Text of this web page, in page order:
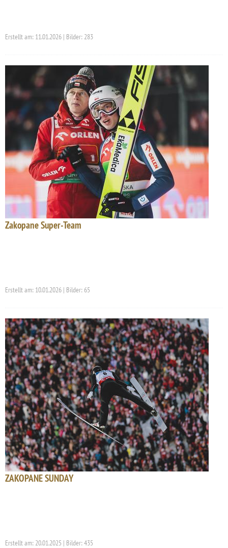
Erstellt am: 11.01.2026 | Bilder: 283
Zakopane Super-Team
Erstellt am: 10.01.2026 | Bilder: 65
ZAKOPANE SUNDAY
Erstellt am: 20.01.2025 | Bilder: 435